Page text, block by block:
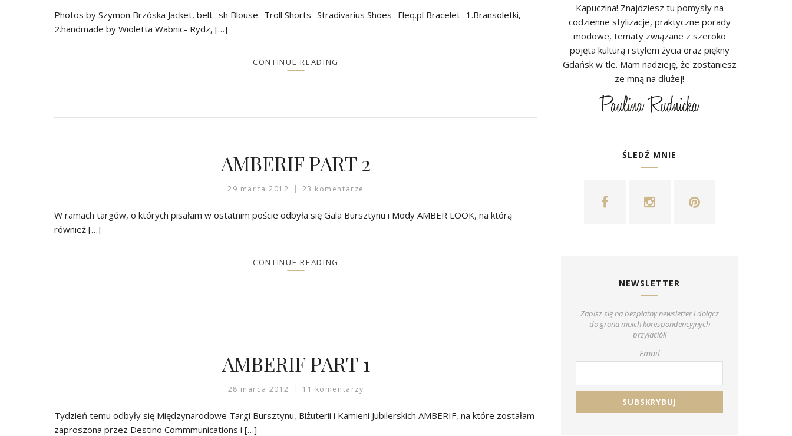
Photos by Szymon Brzóska Jacket, belt- sh Blouse- Troll Shorts- Stradivarius Shoes- Fleq.pl Bracelet- 1.Bransoletki,
2.handmade by Wioletta Wabnic- Rydz, […]
CONTINUE READING
AMBERIF PART 2
29 marca 2012 23 komentarze
W ramach targów, o których pisałam w ostatnim poście odbyła się Gala Bursztynu i Mody AMBER LOOK, na którą
również […]
CONTINUE READING
AMBERIF PART 1
28 marca 2012 11 komentarzy
Tydzień temu odbyły się Międzynarodowe Targi Bursztynu, Biżuterii i Kamieni Jubilerskich AMBERIF, na które zostałam
zaproszona przez Destino Commmunications i […]
Kapuczina! Znajdziesz tu pomysły na
codzienne stylizacje, praktyczne porady
modowe, tematy związane z szeroko
pojęta kulturą i stylem życia oraz piękny
Gdańsk w tle. Mam nadzieję, że zostaniesz
ze mną na dłużej!
ŚLEDŹ MNIE
NEWSLETTER
Zapisz się na bezpłatny newsletter i dołącz
do grona moich korespondencyjnych
przyjaciół!
Email